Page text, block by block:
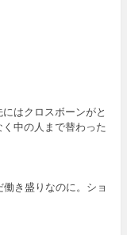
はクロスボーンがと
中の人まで替わった
き盛りなのに。ショ